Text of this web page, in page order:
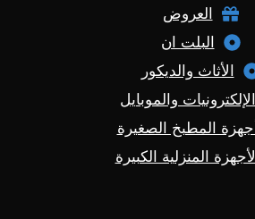
العروض
البلت ان
الأثاث والديكور
الإلكترونيات والموبايل
أجهزة المطبخ الصغيرة
الأجهزة المنزلية الكبيرة